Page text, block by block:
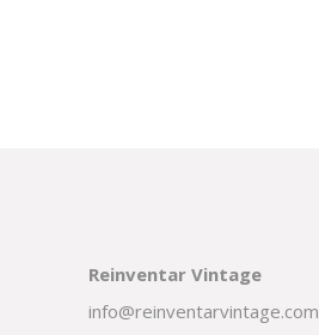
Reinventar Vintage
info@reinventarvintage.com